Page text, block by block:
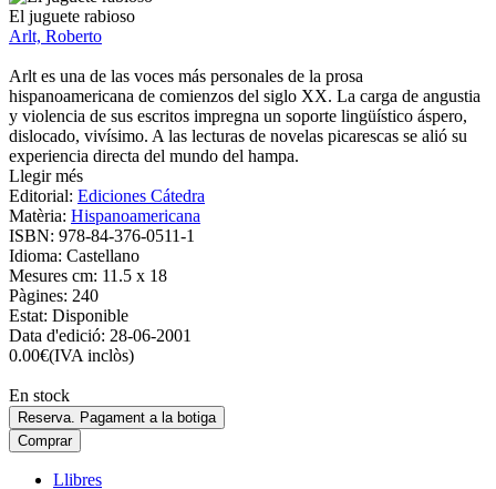
El juguete rabioso
Arlt, Roberto
Arlt es una de las voces más personales de la prosa
hispanoamericana de comienzos del siglo XX. La carga de angustia
y violencia de sus escritos impregna un soporte lingüístico áspero,
dislocado, vivísimo. A las lecturas de novelas picarescas se alió su
experiencia directa del mundo del hampa.
Llegir més
Editorial: Ediciones Cátedra
Matèria: Hispanoamericana
ISBN: 978-84-376-0511-1
Idioma: Castellano
Mesures cm: 11.5 x 18
Pàgines: 240
Estat: Disponible
Data d'edició: 28-06-2001
0.00€(IVA inclòs)
En stock
Reserva. Pagament a la botiga
Comprar
Llibres